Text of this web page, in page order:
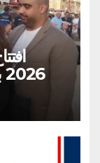
2026 بحضور نواب وحشد جماهيري